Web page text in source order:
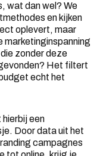
wat dan wel? We
en kijken
oplevert, maar
zonder deze
Het filtert
echt het
een
Door data uit het
campagnes